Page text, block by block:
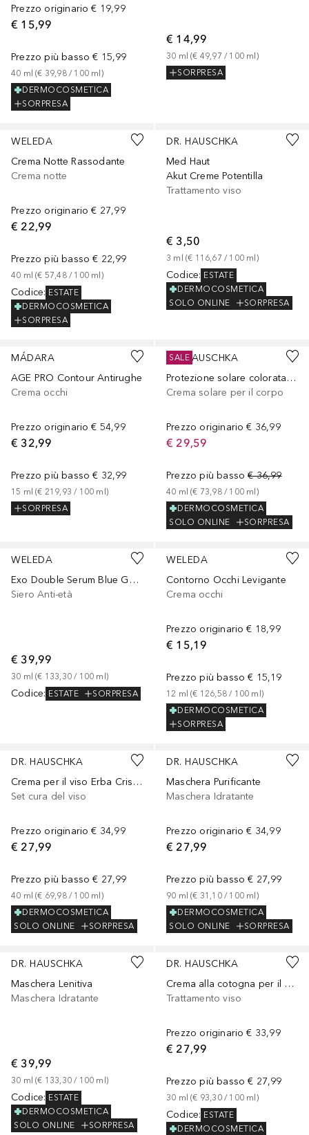
Prezzo originario € 19,99
€ 15,99
Prezzo più basso € 15,99
40 ml (€ 39,98 / 100 ml )
DERMOCOSMETICA
SORPRESA
€ 14,99
30 ml (€ 49,97 / 100 ml )
SORPRESA
WELEDA
Crema Notte Rassodante
Crema notte
Prezzo originario € 27,99
€ 22,99
Prezzo più basso € 22,99
40 ml (€ 57,48 / 100 ml )
Codice: ESTATE
DERMOCOSMETICA
SORPRESA
DR. HAUSCHKA
Med Haut
Akut Creme Potentilla
Trattamento viso
€ 3,50
3 ml (€ 116,67 / 100 ml )
Codice: ESTATE
DERMOCOSMETICA
SOLO ONLINE
SORPRESA
MÁDARA
AGE PRO Contour Antirughe
Crema occhi
Prezzo originario € 54,99
€ 32,99
Prezzo più basso € 32,99
15 ml (€ 219,93 / 100 ml )
SORPRESA
DR. HAUSCHKA
Protezione solare colorata per il viso SPF 30
Crema solare per il corpo
Prezzo originario € 36,99
€ 29,59
Prezzo più basso € 36,99
40 ml (€ 73,98 / 100 ml )
DERMOCOSMETICA
SOLO ONLINE
SORPRESA
SALE
WELEDA
Exo Double Serum Blue Gentian
Siero Anti-età
€ 39,99
30 ml (€ 133,30 / 100 ml )
Codice: ESTATE SORPRESA
WELEDA
Contorno Occhi Levigante
Crema occhi
Prezzo originario € 18,99
€ 15,19
Prezzo più basso € 15,19
12 ml (€ 126,58 / 100 ml )
DERMOCOSMETICA
SORPRESA
DR. HAUSCHKA
Crema per il viso Erba Cristallina 40ml
Set cura del viso
Prezzo originario € 34,99
€ 27,99
Prezzo più basso € 27,99
40 ml (€ 69,98 / 100 ml )
DERMOCOSMETICA
SOLO ONLINE
SORPRESA
DR. HAUSCHKA
Maschera Purificante
Maschera Idratante
Prezzo originario € 34,99
€ 27,99
Prezzo più basso € 27,99
90 ml (€ 31,10 / 100 ml )
DERMOCOSMETICA
SOLO ONLINE
SORPRESA
DR. HAUSCHKA
Maschera Lenitiva
Maschera Idratante
€ 39,99
30 ml (€ 133,30 / 100 ml )
Codice: ESTATE
DERMOCOSMETICA
SOLO ONLINE
SORPRESA
DR. HAUSCHKA
Crema alla cotogna per il giorno
Trattamento viso
Prezzo originario € 33,99
€ 27,99
Prezzo più basso € 27,99
30 ml (€ 93,30 / 100 ml )
Codice: ESTATE
DERMOCOSMETICA